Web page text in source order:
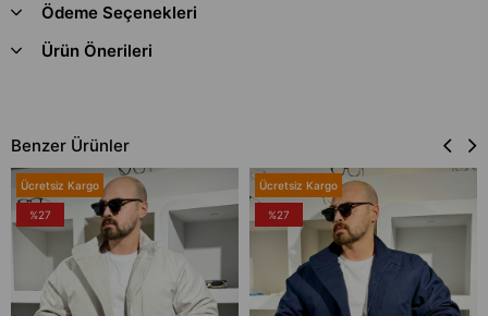
Ödeme Seçenekleri
Ürün Önerileri
Benzer Ürünler
Ücretsiz Kargo
%27
Ücretsiz Kargo
%27